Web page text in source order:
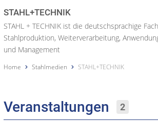
STAHL+TECHNIK
STAHL + TECHNIK ist die deutschsprachige
Stahlproduktion, Weiterverarbeitung,
und Management
Home Stahlmedien STAHL+TECHNIK
Veranstaltungen 2